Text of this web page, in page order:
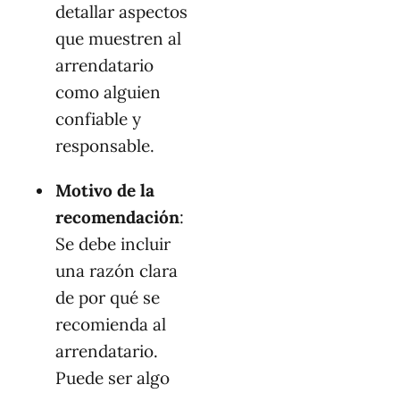
detallar aspectos
que muestren al
arrendatario
como alguien
confiable y
responsable.
Motivo de la
recomendación:
Se debe incluir
una razón clara
de por qué se
recomienda al
arrendatario.
Puede ser algo